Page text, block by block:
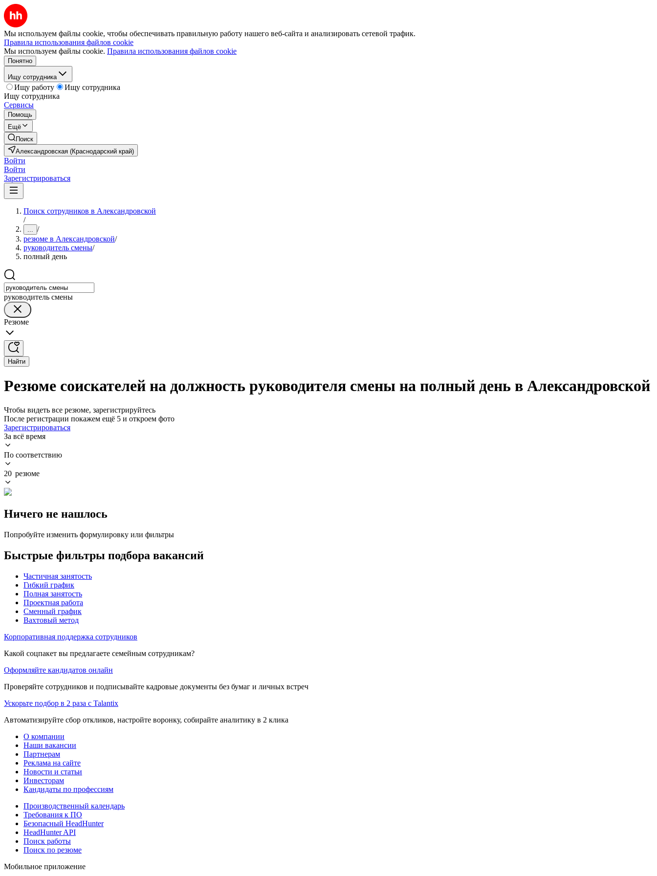
Мы используем файлы cookie, чтобы обеспечивать правильную работу нашего веб-сайта и анализировать сетевой трафик.
Правила использования файлов cookie
Мы используем файлы cookie. Правила использования файлов cookie
Понятно
Ищу сотрудника
Ищу работу
Ищу сотрудника
Ищу сотрудника
Сервисы
Помощь
Ещё
Поиск
Александровская (Краснодарский край)
Войти
Войти
Зарегистрироваться
Поиск сотрудников в Александровской
/
... /
резюме в Александровской/
руководитель смены/
полный день
руководитель смены
Резюме
Найти
Резюме соискателей на должность руководителя смены на полный день в Александровской
Чтобы видеть все резюме, зарегистрируйтесь
После регистрации покажем ещё 5 и откроем фото
Зарегистрироваться
За всё время
По соответствию
20 резюме
Ничего не нашлось
Попробуйте изменить формулировку или фильтры
Быстрые фильтры подбора вакансий
Частичная занятость
Гибкий график
Полная занятость
Проектная работа
Сменный график
Вахтовый метод
Корпоративная поддержка сотрудников
Какой соцпакет вы предлагаете семейным сотрудникам?
Оформляйте кандидатов онлайн
Проверяйте сотрудников и подписывайте кадровые документы без бумаг и личных встреч
Ускорьте подбор в 2 раза с Talantix
Автоматизируйте сбор откликов, настройте воронку, собирайте аналитику в 2 клика
О компании
Наши вакансии
Партнерам
Реклама на сайте
Новости и статьи
Инвесторам
Кандидаты по профессиям
Производственный календарь
Требования к ПО
Безопасный HeadHunter
HeadHunter API
Поиск работы
Поиск по резюме
Мобильное приложение